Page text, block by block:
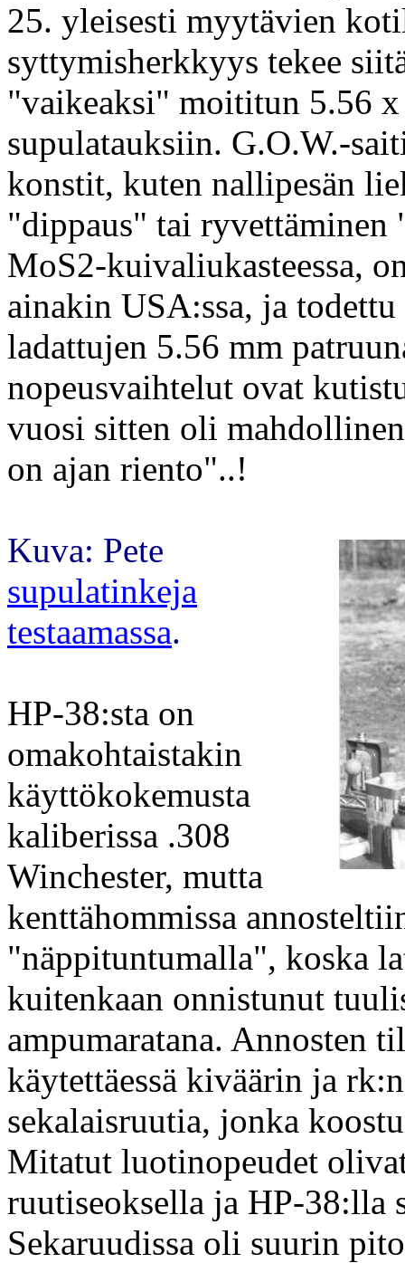
25. yleisesti myytävien
syttymisherkkyys tekee
"vaikeaksi" moititun 5.56
supulatauksiin. G.O.W.-
konstit, kuten nallipesän
"dippaus" tai ryvettäminen
MoS2-kuivaliukasteessa,
ainakin USA:ssa, ja
ladattujen 5.56 mm
nopeusvaihtelut ovat
vuosi sitten oli
on ajan riento"..!
Kuva: Pete
supulatinkeja
testaamassa.
HP-38:sta on
omakohtaistakin
käyttökokemusta
kaliberissa .308
Winchester, mutta
kenttähommissa
"näppituntumalla", koska
kuitenkaan onnistunut
ampumaratana. Annosten
käytettäessä kiväärin ja
sekalaisruutia, jonka
Mitatut luotinopeudet
ruutiseoksella ja HP-38:lla
Sekaruudissa oli suurin